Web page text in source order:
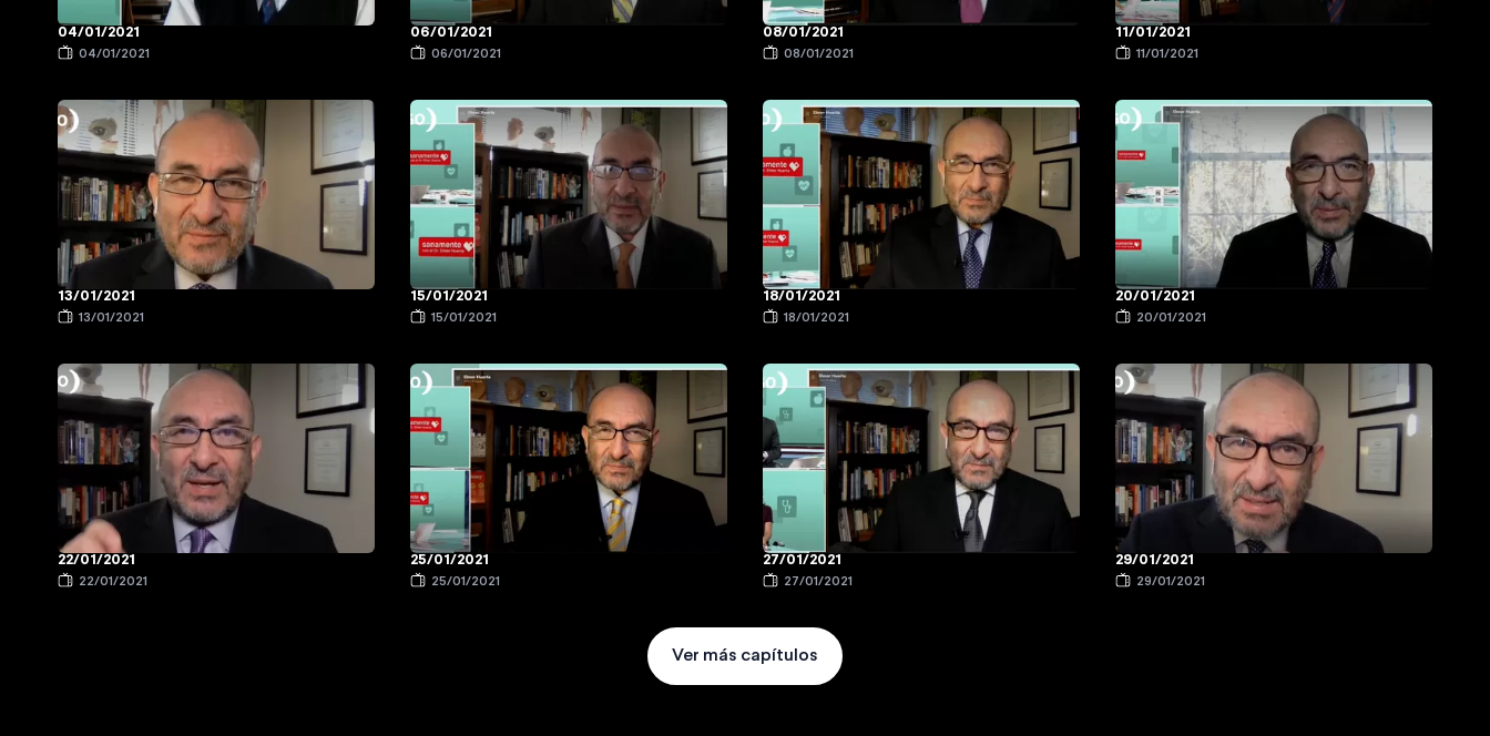
04/01/2021
04/01/2021
06/01/2021
06/01/2021
08/01/2021
08/01/2021
11/01/2021
11/01/2021
13/01/2021
13/01/2021
15/01/2021
15/01/2021
18/01/2021
18/01/2021
20/01/2021
20/01/2021
22/01/2021
22/01/2021
25/01/2021
25/01/2021
27/01/2021
27/01/2021
29/01/2021
29/01/2021
Ver más capítulos